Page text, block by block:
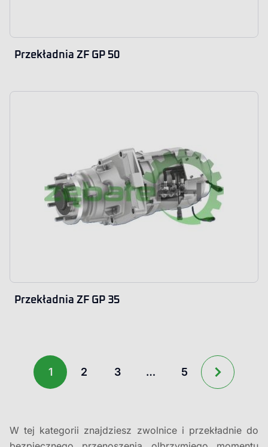
Przekładnia ZF GP 50
Przekładnia ZF GP 35
1 2 3 … 5
W tej kategorii znajdziesz zwolnice i przekładnie do